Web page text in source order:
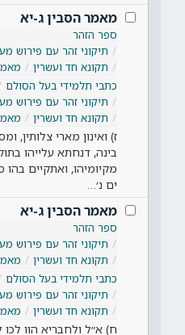
מאמר הסבין ג-יא
ספר הזהר
תיקוני זהר עם פירוש
תקונא חד ועשרין
כתבי תלמידי בעל הסולם
תיקוני זהר עם פירוש
תקונא חד ועשרין
ז) ואינון מארי צלותין,
בינה, דנחתא עלייהו
מקיומיהו, ואתקיים
ים נ׳…
מאמר הסבין ג-יא
ספר הזהר
תיקוני זהר עם פירוש
תקונא חד ועשרין
כתבי תלמידי בעל הסולם
תיקוני זהר עם פירוש
תקונא חד ועשרין
ח) א״ל ולחבריא הוו